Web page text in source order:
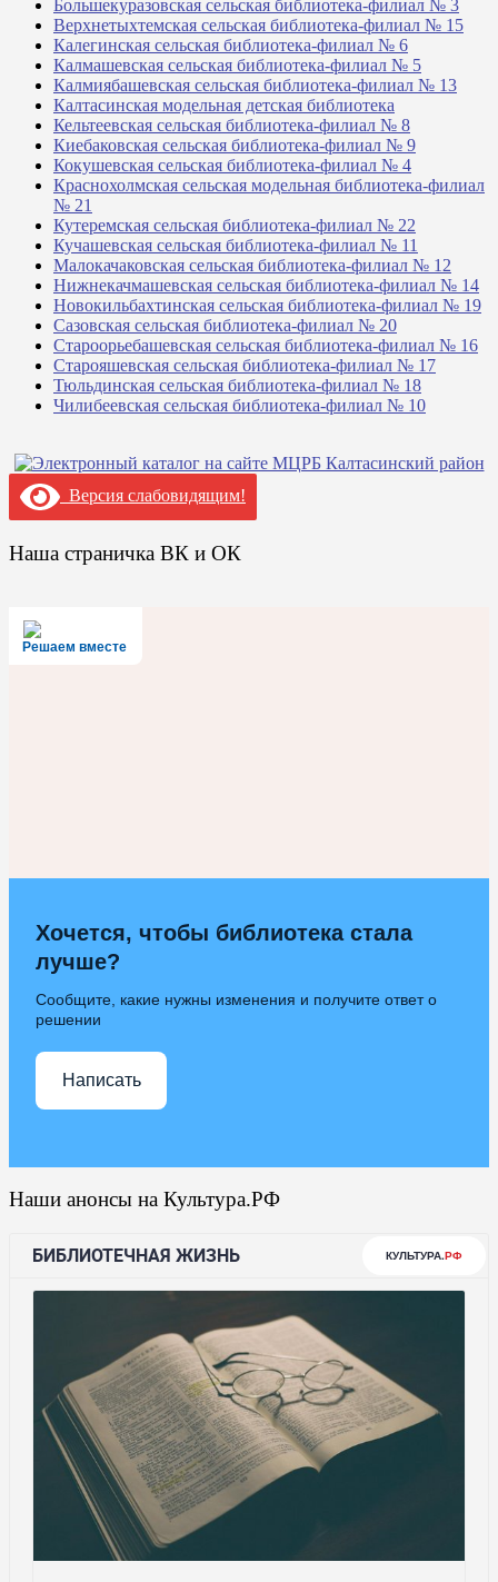
Большекуразовская сельская библиотека-филиал № 3
Верхнетыхтемская сельская библиотека-филиал № 15
Калегинская сельская библиотека-филиал № 6
Калмашевская сельская библиотека-филиал № 5
Калмиябашевская сельская библиотека-филиал № 13
Калтасинская модельная детская библиотека
Кельтеевская сельская библиотека-филиал № 8
Киебаковская сельская библиотека-филиал № 9
Кокушевская сельская библиотека-филиал № 4
Краснохолмская сельская модельная библиотека-филиал
№ 21
Кутеремская сельская библиотека-филиал № 22
Кучашевская сельская библиотека-филиал № 11
Малокачаковская сельская библиотека-филиал № 12
Нижнекачмашевская сельская библиотека-филиал № 14
Новокильбахтинская сельская библиотека-филиал № 19
Сазовская сельская библиотека-филиал № 20
Староорьебашевская сельская библиотека-филиал № 16
Старояшевская сельская библиотека-филиал № 17
Тюльдинская сельская библиотека-филиал № 18
Чилибеевская сельская библиотека-филиал № 10
Версия слабовидящим!
Наша страничка ВК и ОК
Решаем вместе
Хочется, чтобы библиотека стала
лучше?
Сообщите, какие нужны изменения и получите ответ о
решении
Написать
Наши анонсы на Культура.РФ